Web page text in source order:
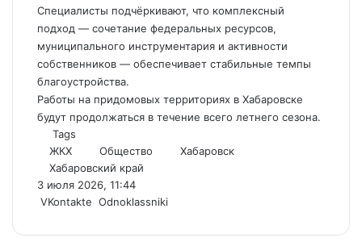
Специалисты подчёркивают, что комплексный
подход — сочетание федеральных ресурсов,
муниципального инструментария и активности
собственников — обеспечивает стабильные темпы
благоустройства.
Работы на придомовых территориях в Хабаровске
будут продолжаться в течение всего летнего сезона.
Tags
ЖКХ
Общество
Хабаровск
Хабаровский край
3 июля 2026, 11:44
VKontakte Odnoklassniki
Email